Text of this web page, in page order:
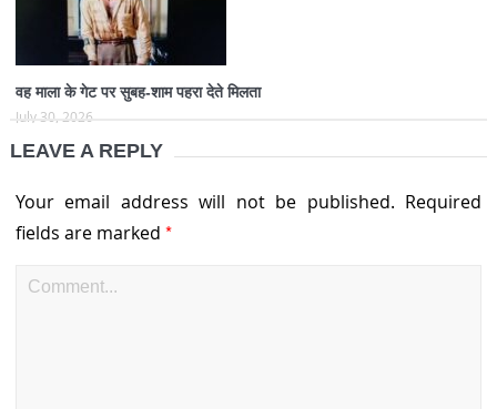
वह माला के गेट पर सुबह-शाम पहरा देते मिलता
July 30, 2026
LEAVE A REPLY
Your email address will not be published. Required
fields are marked *